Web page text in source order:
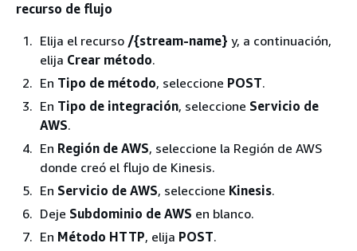
recurso de flujo
Elija el recurso /{stream-name} y, a continuación,
elija Crear método.
En Tipo de método, seleccione POST.
En Tipo de integración, seleccione Servicio de
AWS.
En Región de AWS, seleccione la Región de AWS
donde creó el flujo de Kinesis.
En Servicio de AWS, seleccione Kinesis.
Deje Subdominio de AWS en blanco.
En Método HTTP, elija POST.